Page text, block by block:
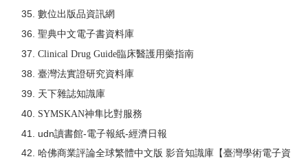
數位出版品資訊網
聖典中文電子書資料庫
Clinical Drug Guide臨床醫護用藥指南
臺灣法實證研究資料庫
天下雜誌知識庫
SYMSKAN神隼比對服務
udn讀書館-電子報紙-經濟日報
哈佛商業評論全球繁體中文版 影音知識庫 【臺灣學術電子資